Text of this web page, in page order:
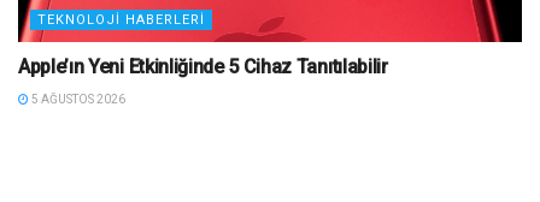
TEKNOLOJI HABERLERI
Apple’ın Yeni Etkinliğinde 5 Cihaz Tanıtılabilir
5 AĞUSTOS 2026